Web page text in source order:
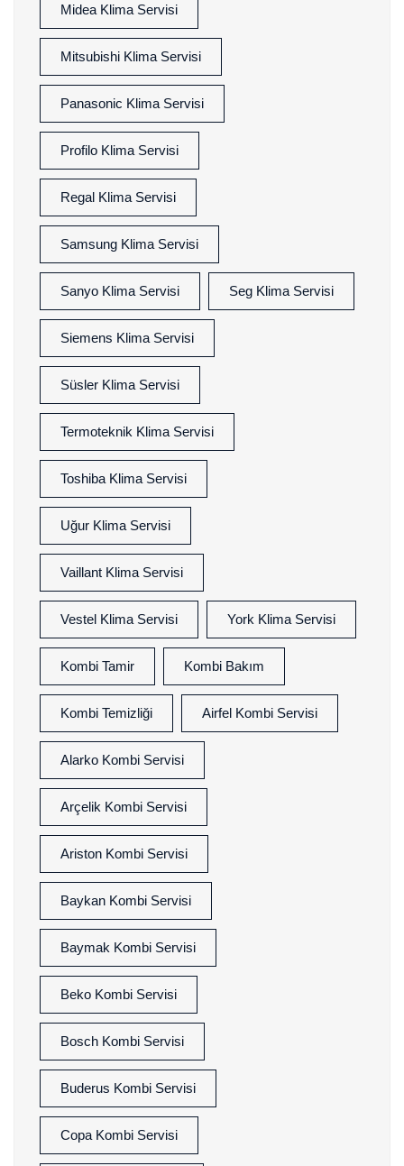
Midea Klima Servisi
Mitsubishi Klima Servisi
Panasonic Klima Servisi
Profilo Klima Servisi
Regal Klima Servisi
Samsung Klima Servisi
Sanyo Klima Servisi Seg Klima Servisi
Siemens Klima Servisi
Süsler Klima Servisi
Termoteknik Klima Servisi
Toshiba Klima Servisi
Uğur Klima Servisi
Vaillant Klima Servisi
Vestel Klima Servisi York Klima Servisi
Kombi Tamir Kombi Bakım
Kombi Temizliği Airfel Kombi Servisi
Alarko Kombi Servisi
Arçelik Kombi Servisi
Ariston Kombi Servisi
Baykan Kombi Servisi
Baymak Kombi Servisi
Beko Kombi Servisi
Bosch Kombi Servisi
Buderus Kombi Servisi
Copa Kombi Servisi